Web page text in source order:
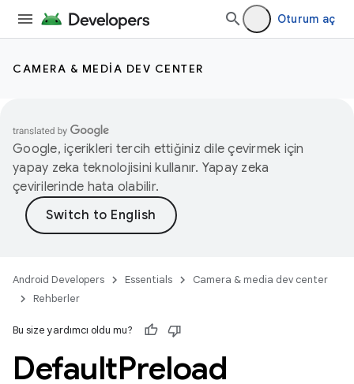
Oturum aç
CAMERA & MEDIA DEV CENTER
Google, içerikleri tercih ettiğiniz dile çevirmek için
yapay zeka teknolojisini kullanır. Yapay zeka
çevirilerinde hata olabilir.
Android Developers Essentials
Camera & media dev center
Rehberler
Bu size yardımcı oldu mu?
DefaultPreload